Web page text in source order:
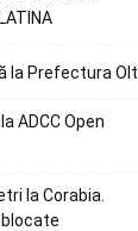
la Prefectura Olt
ADCC Open
la Corabia.